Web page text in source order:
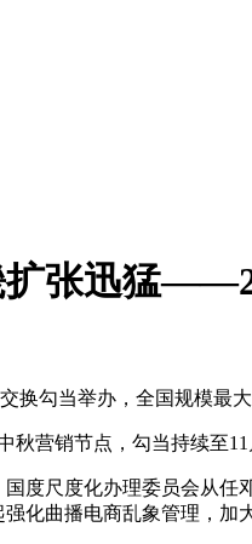
扩张迅猛
勾当举办，全国规模最
销节点，勾当持续至11
尺度化办理委员会从任
化曲播电商乱象管理，加